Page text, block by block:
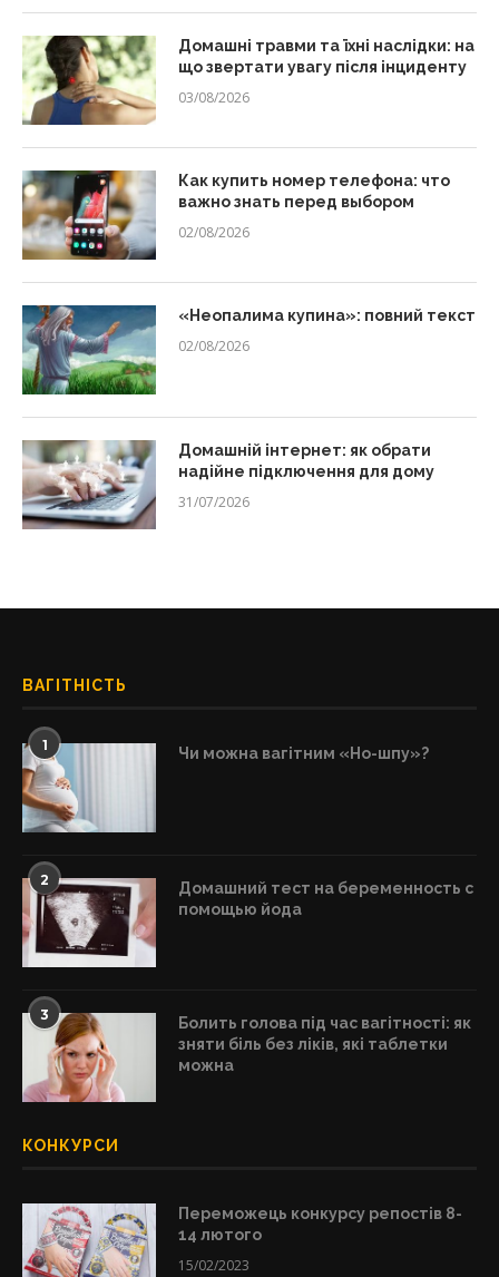
Домашні травми та їхні наслідки: на
що звертати увагу після інциденту
03/08/2026
Как купить номер телефона: что
важно знать перед выбором
02/08/2026
«Неопалима купина»: повний текст
02/08/2026
Домашній інтернет: як обрати
надійне підключення для дому
31/07/2026
ВАГІТНІСТЬ
1 Чи можна вагітним «Но-шпу»?
2
Домашний тест на беременность с
помощью йода
3
Болить голова під час вагітності: як
зняти біль без ліків, які таблетки
можна
КОНКУРСИ
Переможець конкурсу репостів 8-
14 лютого
15/02/2023